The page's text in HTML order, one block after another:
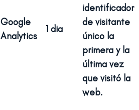
Google
Analytics
1 dia
identificador
de visitante
único la
primera y la
última vez
que visitó la
web.